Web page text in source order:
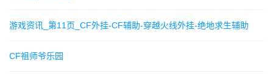
游戏资讯_第11页_CF外挂-CF辅助-穿越火线外挂-绝地求生辅助
CF祖师爷乐园